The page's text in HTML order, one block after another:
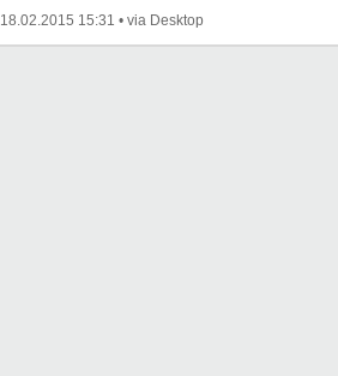
18.02.2015 15:31 •